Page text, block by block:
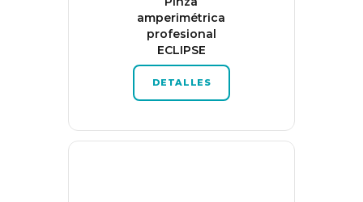
amperimétrica
profesional
ECLIPSE
DETALLES